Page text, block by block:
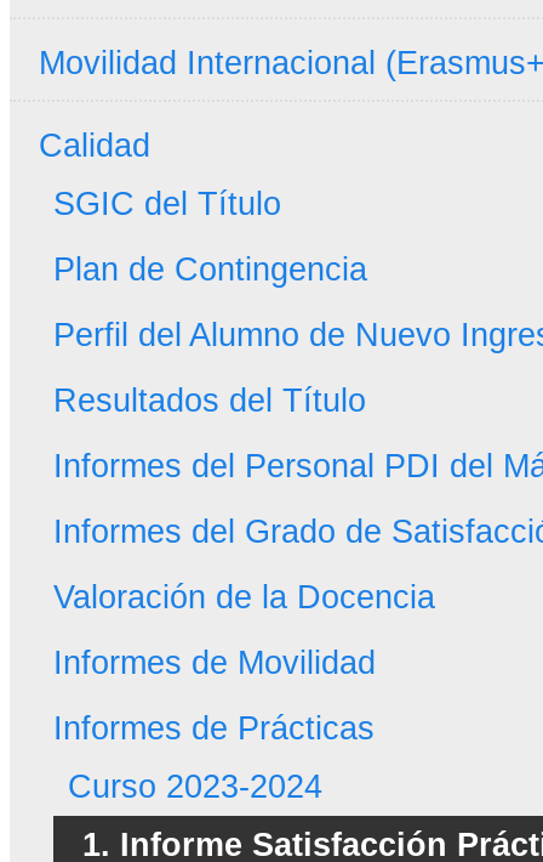
Movilidad Internacional
Calidad
SGIC del Título
Plan de Contingencia
Perfil del Alumno de Nuevo
Resultados del Título
Informes del Personal PDI del
Informes del Grado de
Valoración de la Docencia
Informes de Movilidad
Informes de Prácticas
Curso 2023-2024
1. Informe Satisfacción